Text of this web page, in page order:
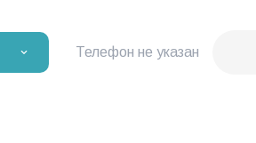
Телефон не указан